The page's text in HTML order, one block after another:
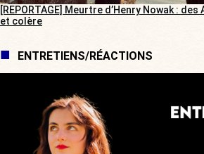
[REPORTAGE] Meurtre d’Henry Nowak :
et colère
ENTRETIENS/RÉACTIONS